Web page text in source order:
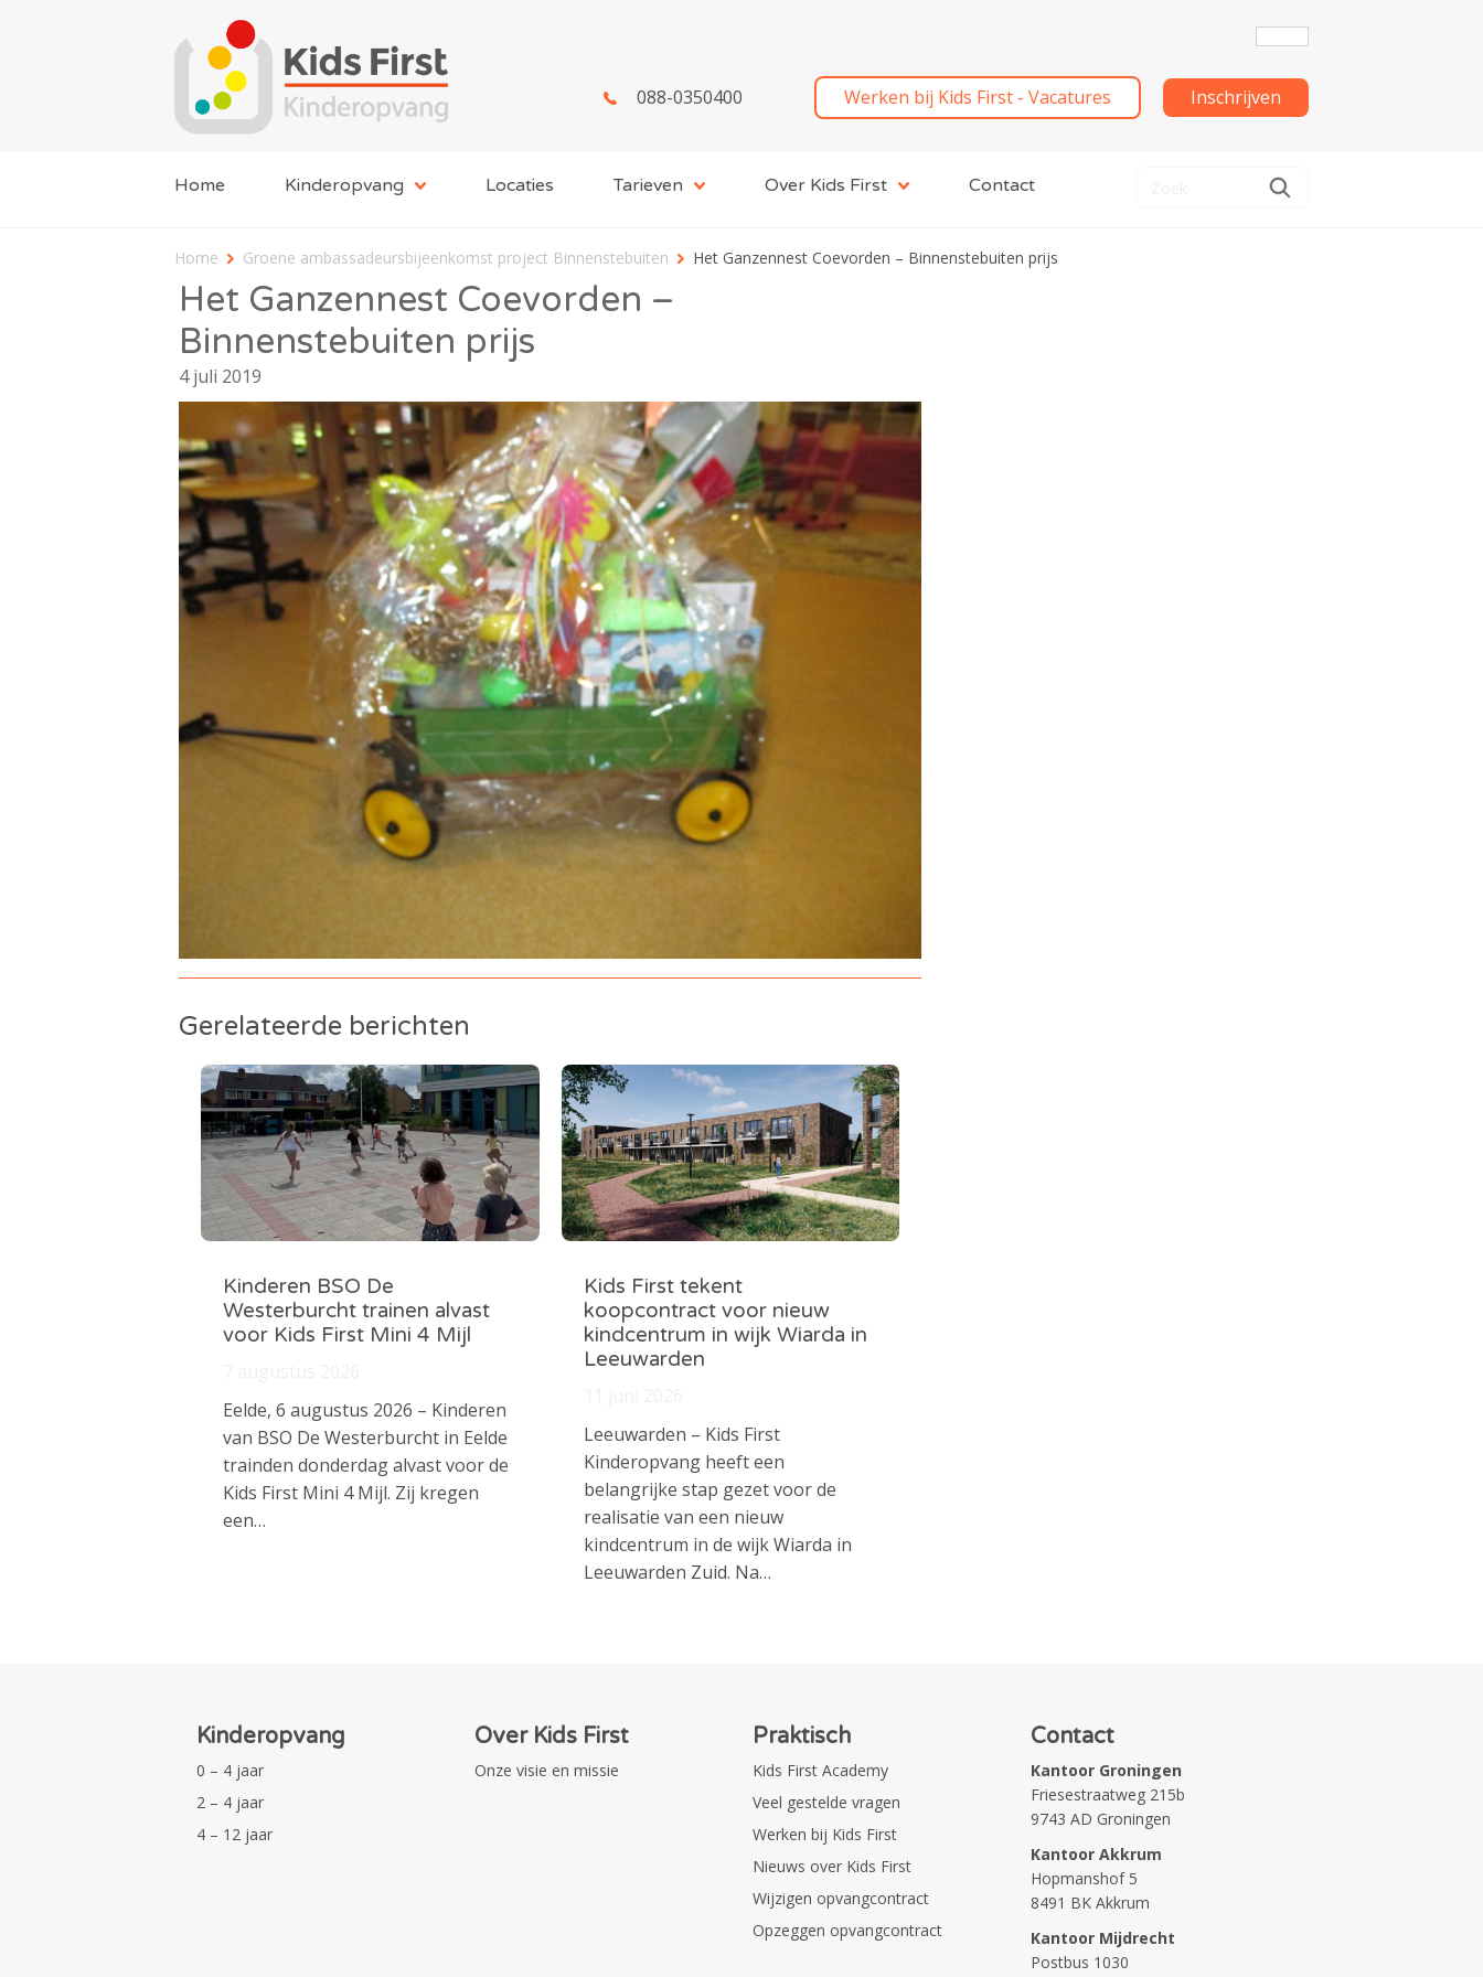
088-0350400 Werken bij Kids First - Vacatures Inschrijven
Home Kinderopvang Locaties Tarieven Over Kids First Contact
Home Groene ambassadeursbijeenkomst project Binnenstebuiten Het Ganzennest Coevorden – Binnenstebuiten prijs
Het Ganzennest Coevorden –
Binnenstebuiten prijs
4 juli 2019
Gerelateerde berichten
Kinderen BSO De
Westerburcht trainen alvast
voor Kids First Mini 4 Mijl
Eelde, 6 augustus 2026 – Kinderen
van BSO De Westerburcht in Eelde
trainden donderdag alvast voor de
Kids First Mini 4 Mijl. Zij kregen
een…
Kids First tekent
koopcontract voor nieuw
kindcentrum in wijk Wiarda in
Leeuwarden
Leeuwarden – Kids First
Kinderopvang heeft een
belangrijke stap gezet voor de
realisatie van een nieuw
kindcentrum in de wijk Wiarda in
Leeuwarden Zuid. Na…
Kinderopvang
0 – 4 jaar
2 – 4 jaar
4 – 12 jaar
Over Kids First
Onze visie en missie
Praktisch
Kids First Academy
Veel gestelde vragen
Werken bij Kids First
Nieuws over Kids First
Wijzigen opvangcontract
Opzeggen opvangcontract
Contact
Kantoor Groningen
Friesestraatweg 215b
9743 AD Groningen
Kantoor Akkrum
Hopmanshof 5
8491 BK Akkrum
Kantoor Mijdrecht
Postbus 1030